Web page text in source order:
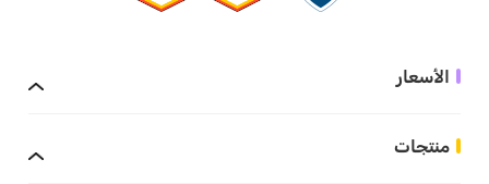
الأسعار
منتجات